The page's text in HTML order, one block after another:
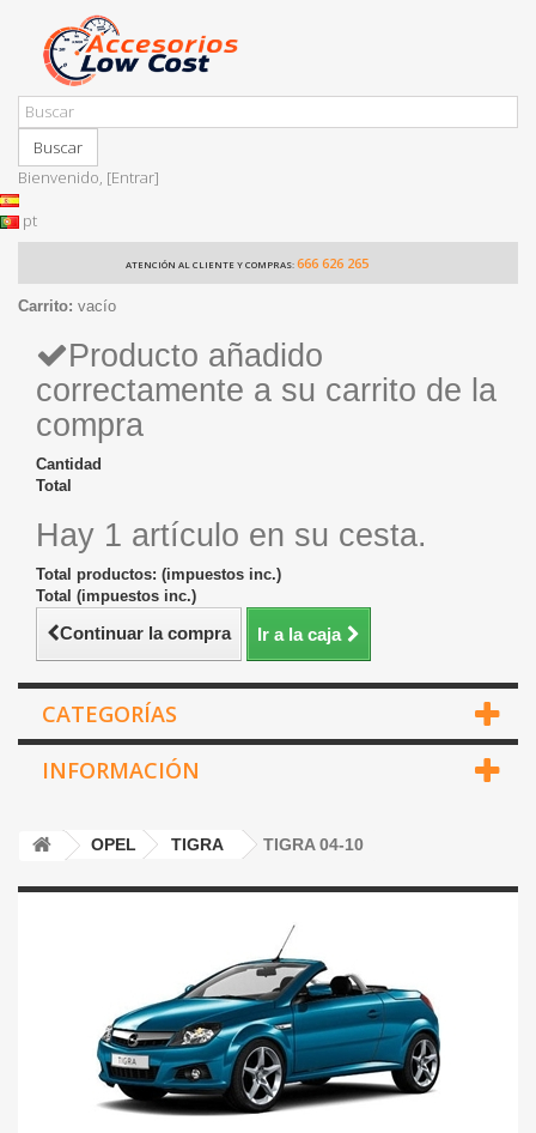
Buscar
Bienvenido, [Entrar]
pt
ATENCIÓN AL CLIENTE Y COMPRAS: 666 626 265
Carrito: vacío
Producto añadido
correctamente a su carrito de la
compra
Cantidad
Total
Hay 1 artículo en su cesta.
Total productos: (impuestos inc.)
Total (impuestos inc.)
Continuar la compra Ir a la caja
CATEGORÍAS
INFORMACIÓN
OPEL TIGRA TIGRA 04-10